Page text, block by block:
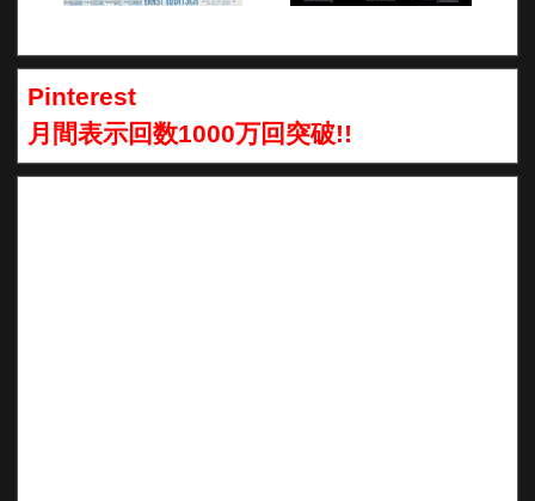
Pinterest
月間表示回数1000万回突破!!